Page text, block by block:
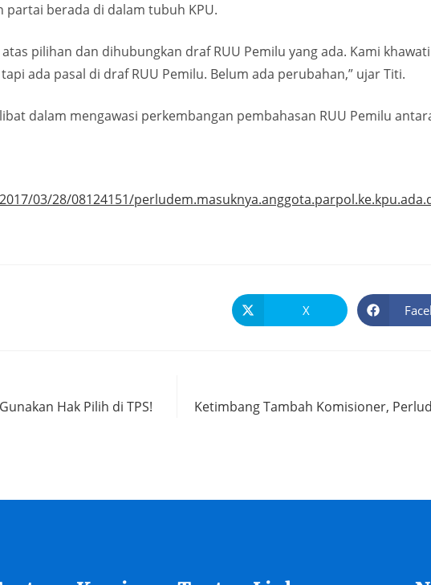
berada di dalam tubuh KPU.
pilihan dan dihubungkan draf RUU Pemilu yang ada. Kami
ada pasal di draf RUU Pemilu. Belum ada perubahan,” ujar Titi.
dalam mengawasi perkembangan pembahasan RUU Pemilu
03/28/08124151/
X
Hak Pilih di TPS!
Ketimbang Tambah Komisioner,